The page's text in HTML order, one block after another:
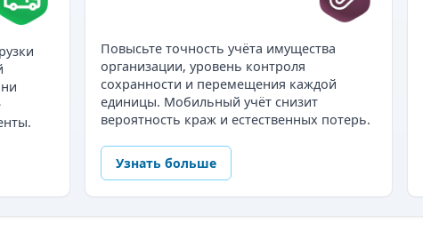
Повысьте точность учёта имущества
организации, уровень контроля
сохранности и перемещения каждой
единицы. Мобильный учёт снизит
вероятность краж и естественных потерь.
Узнать больше